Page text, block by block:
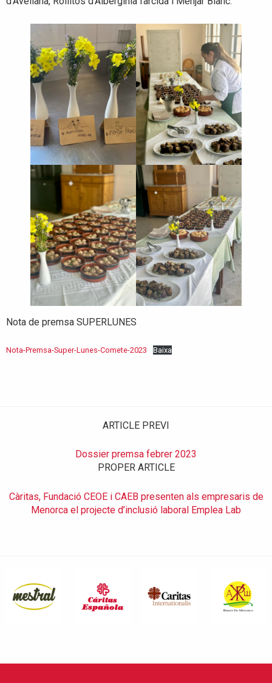
Nota de premsa SUPERLUNES
Nota-Premsa-Super-Lunes-Comete-2023 Baixa
ARTICLE PREVI
Dossier premsa febrer 2023
PROPER ARTICLE
Càritas, Fundació CEOE i CAEB presenten als empresaris de
Menorca el projecte d’inclusió laboral Emplea Lab